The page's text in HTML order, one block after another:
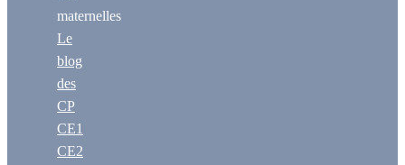
maternelles
Le
blog
des
CP
CE1
CE2